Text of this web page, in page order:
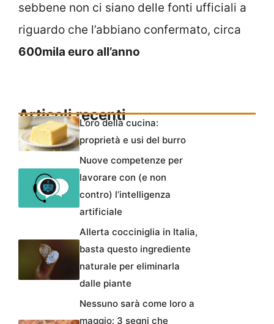
sebbene non ci siano delle fonti ufficiali a
riguardo che l’abbiano confermato, circa
600mila euro all’anno
Articoli recenti
L’oro della cucina:
proprietà e usi del burro
Nuove competenze per
lavorare con (e non
contro) l’intelligenza
artificiale
Allerta cocciniglia in Italia,
basta questo ingrediente
naturale per eliminarla
dalle piante
Nessuno sarà come loro a
maggio: 3 segni che